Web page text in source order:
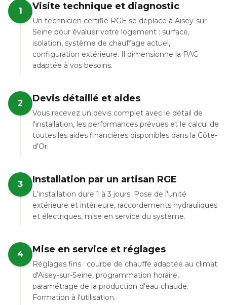
1 Visite technique et diagnostic
Un technicien certifié RGE se déplace à Aisey-sur-
Seine pour évaluer votre logement : surface,
isolation, système de chauffage actuel,
configuration extérieure. Il dimensionne la PAC
adaptée à vos besoins.
2 Devis détaillé et aides
Vous recevez un devis complet avec le détail de
l'installation, les performances prévues et le calcul de
toutes les aides financières disponibles dans la Côte-
d'Or.
3 Installation par un artisan RGE
L'installation dure 1 à 3 jours. Pose de l'unité
extérieure et intérieure, raccordements hydrauliques
et électriques, mise en service du système.
4 Mise en service et réglages
Réglages fins : courbe de chauffe adaptée au climat
d'Aisey-sur-Seine, programmation horaire,
paramétrage de la production d'eau chaude.
Formation à l'utilisation.